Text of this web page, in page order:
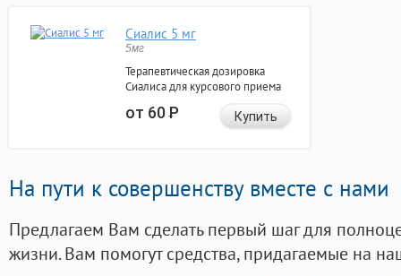
Сиалис 5 мг
5мг
Терапевтическая дозировка
Сиалиса для курсового приема
от 60Р Купить
На пути к совершенству вместе с нами
Предлагаем Вам сделать первый шаг для
жизни. Вам помогут средства, придагаемые на